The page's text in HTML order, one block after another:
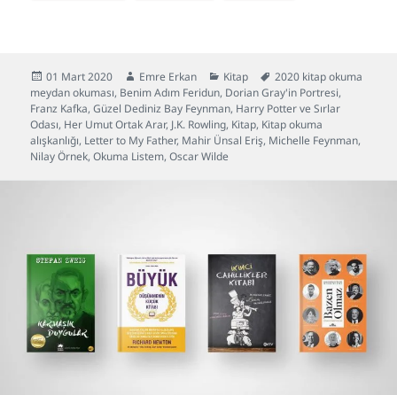
Yayın
tarihi
01 Mart 2020 Yazar
Emre Erkan Kategoriler
Kitap Etiketler
2020 kitap okuma
meydan okuması, Benim Adım Feridun, Dorian Gray'in Portresi,
Franz Kafka,Güzel Dediniz Bay Feynman, Harry Potter ve Sırlar
Odası, Her Umut Ortak Arar, J.K. Rowling, Kitap, Kitap okuma
alışkanlığı, Letter to My Father, Mahir Ünsal Eriş, Michelle Feynman,
Nilay Örnek,Okuma Listem,Oscar Wilde